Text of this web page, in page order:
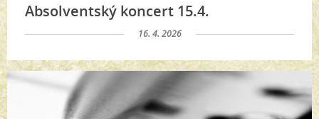
Absolventský koncert 15.4.
16. 4. 2026